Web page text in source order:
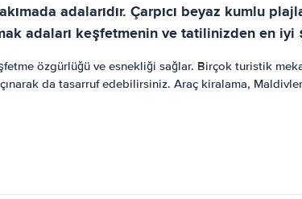
adalarıdır. Çarpıcı beyaz kumlu
adaları keşfetmenin ve tatilinizden en iyi
özgürlüğü ve esnekliği sağlar. Birçok turistik
da tasarruf edebilirsiniz. Araç kiralama,